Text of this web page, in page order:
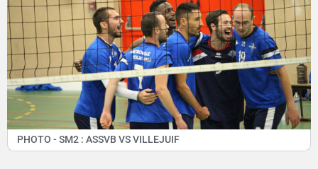
PHOTO - SM2 : ASSVB VS VILLEJUIF